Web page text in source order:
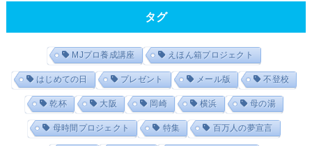
タグ
MJプロ養成講座 えほん箱プロジェクト
はじめての日 プレゼント メール版 不登校
乾杯 大阪 岡崎 横浜 母の湯
母時間プロジェクト 特集 百万人の夢宣言